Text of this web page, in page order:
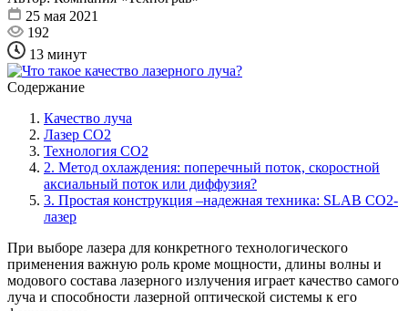
25 мая 2021
192
13 минут
Содержание
Качество луча
Лазер CO2
Технология CO2
2. Метод охлаждения: поперечный поток, скоростной
аксиальный поток или диффузия?
3. Простая конструкция –надежная техника: SLAB CO2-
лазер
При выборе лазера для конкретного технологического
применения важную роль кроме мощности, длины волны и
модового состава лазерного излучения играет качество самого
луча и способности лазерной оптической системы к его